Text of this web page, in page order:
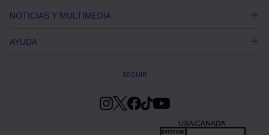
NOTICIAS Y MULTIMEDIA
AYUDA
SEGUIR